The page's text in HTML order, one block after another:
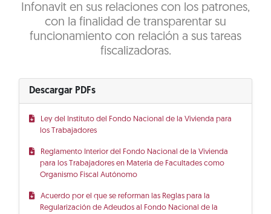
Infonavit en sus relaciones con los patrones,
con la finalidad de transparentar su
funcionamiento con relación a sus tareas
fiscalizadoras.
Descargar PDFs
Ley del Instituto del Fondo Nacional de la Vivienda para
los Trabajadores
Reglamento Interior del Fondo Nacional de la Vivienda
para los Trabajadores en Materia de Facultades como
Organismo Fiscal Autónomo
Acuerdo por el que se reforman las Reglas para la
Regularización de Adeudos al Fondo Nacional de la